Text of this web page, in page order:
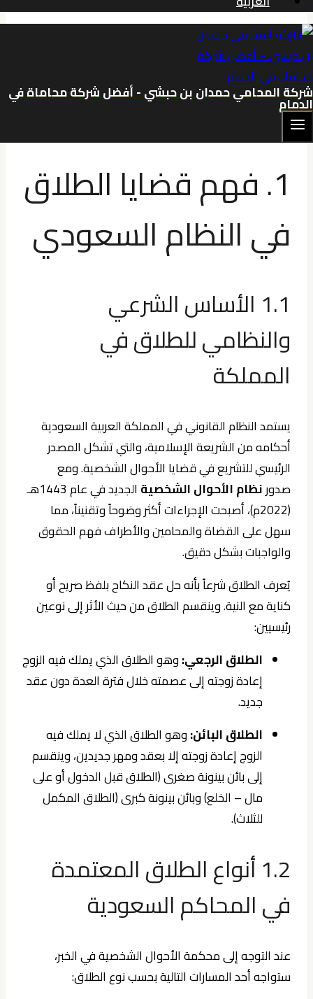
شركة المحامي حمدان بن حبشي - أفضل شركة محاماة في
الدمام
محامي طلاق في الخبر
1. فهم قضايا الطلاق
في النظام السعودي
1.1 الأساس الشرعي
والنظامي للطلاق في
المملكة
يستمد النظام القانوني في المملكة العربية السعودية
أحكامه من الشريعة الإسلامية، والتي تشكل المصدر
الرئيسي للتشريع في قضايا الأحوال الشخصية. ومع
صدورنظام الأحوال الشخصية
الجديد في عام 1443هـ
(2022م)، أصبحت الإجراءات أكثر وضوحاً وتقنيناً، مما
سهل على القضاة والمحامين والأطراف فهم الحقوق
والواجبات بشكل دقيق.
يُعرف الطلاق شرعاً بأنه حل عقد النكاح بلفظ صريح أو
كناية مع النية. وينقسم الطلاق من حيث الأثر إلى نوعين
رئيسيين:
الطلاق الرجعي:وهو الطلاق الذي يملك فيه الزوج
إعادة زوجته إلى عصمته خلال فترة العدة دون عقد
جديد.
الطلاق البائن:وهو الطلاق الذي لا يملك فيه
الزوج إعادة زوجته إلا بعقد ومهر جديدين، وينقسم
إلى بائن بينونة صغرى (الطلاق قبل الدخول أو على
مال – الخلع) وبائن بينونة كبرى (الطلاق المكمل
للثلاث).
1.2 أنواع الطلاق المعتمدة
في المحاكم السعودية
عند التوجه إلى محكمة الأحوال الشخصية في الخبر،
ستواجه أحد المسارات التالية بحسب نوع الطلاق: